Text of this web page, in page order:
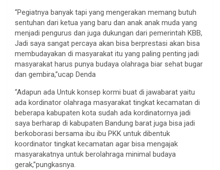
“Pegiatnya banyak tapi yang mengerakan memang butuh
sentuhan dari ketua yang baru dan anak anak muda yang
menjadi pengurus dan juga dukungan dari pemerintah KBB,
Jadi saya sangat percaya akan bisa berprestasi akan bisa
membudayakan di masyarakat itu yang paling penting jadi
masyarakat harus punya budaya olahraga biar sehat bugar
dan gembira,”ucap Denda
“Adapun ada Untuk konsep kormi buat di jawabarat yaitu
ada kordinator olahraga masyarakat tingkat kecamatan di
beberapa kabupaten kota sudah ada kordinatornya jadi
saya berharap di kabupaten Bandung barat juga bisa jadi
berkoborasi bersama ibu ibu PKK untuk dibentuk
koordinator tingkat kecamatan agar bisa mengajak
masyarakatnya untuk berolahraga minimal budaya
gerak,”pungkasnya.